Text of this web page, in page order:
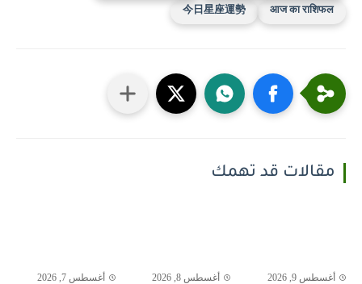
आज का राशिफल
今日星座運勢
مقالات قد تهمك
أغسطس 9, 2026 أغسطس 8, 2026 أغسطس 7, 2026